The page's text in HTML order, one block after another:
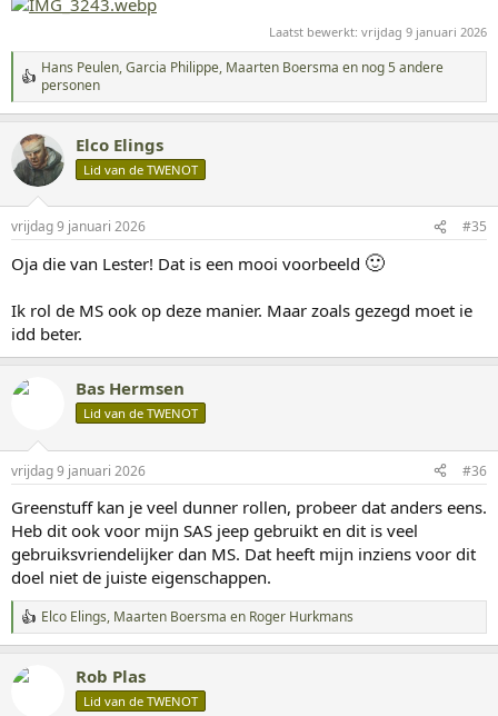
Laatst bewerkt: vrijdag 9 januari 2026
W
a
a
r
d
e
r
i
n
g
e
n
Hans Peulen,Garcia Philippe, Maarten Boersma en nog 5 andere
personen
Elco Elings
Lid van de TWENOT
vrijdag 9 januari 2026 #35
Oja die van Lester! Dat is een mooi voorbeeld 🙂
Ik rol de MS ook op deze manier. Maar zoals gezegd moet ie
idd beter.
Bas Hermsen
Lid van de TWENOT
vrijdag 9 januari 2026 #36
Greenstuff kan je veel dunner rollen, probeer dat anders eens.
Heb dit ook voor mijn SAS jeep gebruikt en dit is veel
gebruiksvriendelijker dan MS. Dat heeft mijn inziens voor dit
doel niet de juiste eigenschappen.
W
a
r
Elco Elings, Maarten Boersma en Roger Hurkmans
Rob Plas
Lid van de TWENOT